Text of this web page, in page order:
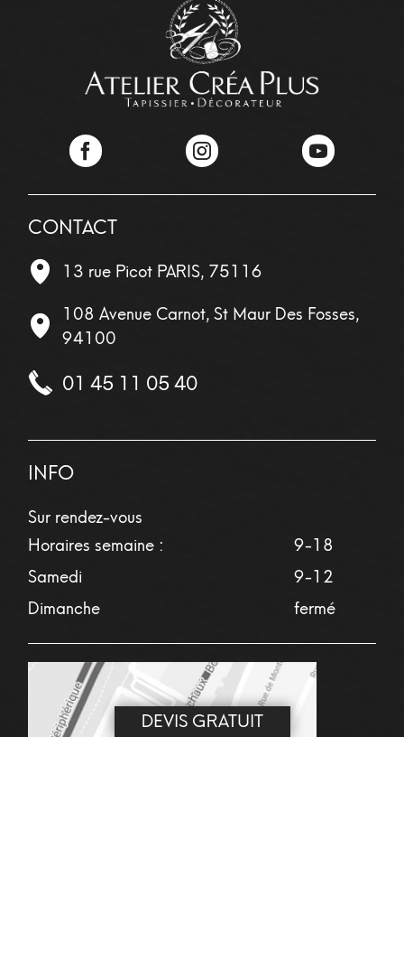
YouTube
CONTACT
13 rue Picot PARIS, 75116
108 Avenue Carnot, St Maur Des Fosses,
94100
01 45 11 05 40
INFO
Sur rendez-vous
Horaires semaine :
9-18
Samedi
9-12
Dimanche
fermé
DEVIS GRATUIT